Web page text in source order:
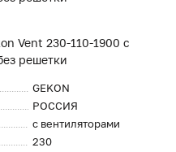
Vent 230-110-1900 с
решетки
GEKON
РОССИЯ
с вентиляторами
230